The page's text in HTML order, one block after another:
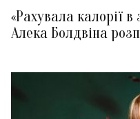
«Рахувала калорії
Алека Болдвіна